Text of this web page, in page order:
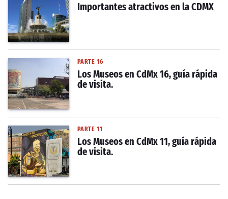
Importantes atractivos en la CDMX
PARTE 16
Los Museos en CdMx 16, guía rápida
de visita.
PARTE 11
Los Museos en CdMx 11, guía rápida
de visita.